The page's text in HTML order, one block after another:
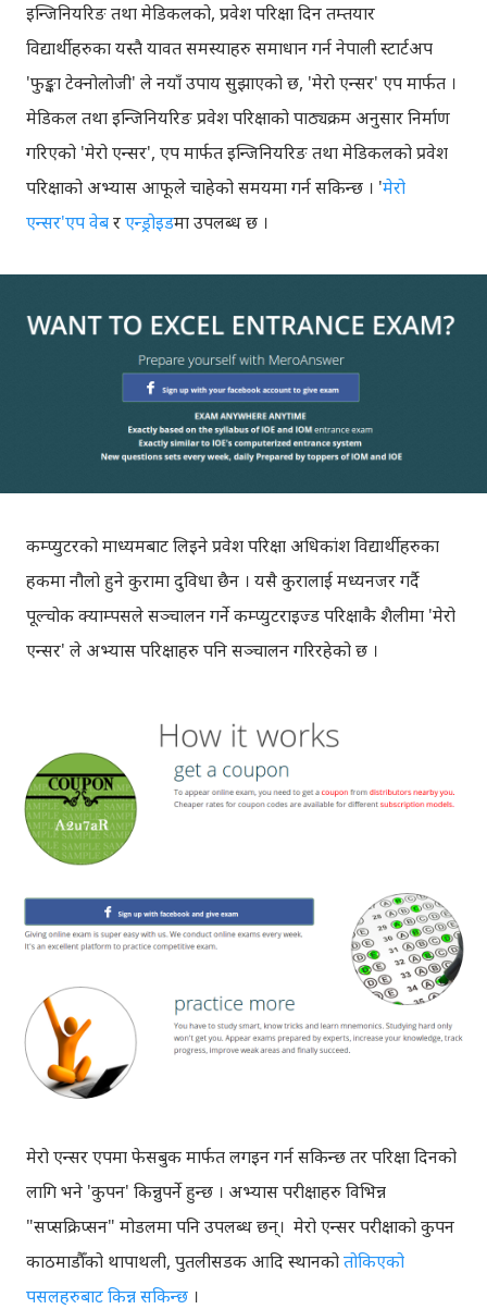
इन्जिनियरिङ तथा मेडिकलको, प्रवेश परिक्षा दिन तम्तयार
विद्यार्थीहरुका यस्तै यावत समस्याहरु समाधान गर्न नेपाली स्टार्टअप
'फुङ्का टेक्नोलोजी' ले नयाँ उपाय सुझाएको छ, 'मेरो एन्सर' एप मार्फत ।
मेडिकल तथा इन्जिनियरिङ प्रवेश परिक्षाको पाठ्यक्रम अनुसार निर्माण
गरिएको 'मेरो एन्सर', एप मार्फत इन्जिनियरिङ तथा मेडिकलको प्रवेश
परिक्षाको अभ्यास आफूले चाहेको समयमा गर्न सकिन्छ । 'मेरो
एन्सर'एप वेबरएन्ड्रोइडमा उपलब्ध छ ।
कम्प्युटरको माध्यमबाट लिइने प्रवेश परिक्षा अधिकांश विद्यार्थीहरुका
हकमा नौलो हुने कुरामा दुविधा छैन । यसै कुरालाई मध्यनजर गर्दै
पूल्चोक क्याम्पसले सञ्चालन गर्ने कम्प्युटराइज्ड परिक्षाकै शैलीमा 'मेरो
एन्सर' ले अभ्यास परिक्षाहरु पनि सञ्चालन गरिरहेको छ ।
मेरो एन्सर एपमा फेसबुक मार्फत लगइन गर्न सकिन्छ तर परिक्षा दिनको
लागि भने 'कुपन' किन्नुपर्ने हुन्छ । अभ्यास परीक्षाहरु विभिन्न
"सप्सक्रिप्सन" मोडलमा पनि उपलब्ध छन्। मेरो एन्सर परीक्षाको कुपन
काठमाडौँको थापाथली, पुतलीसडक आदि स्थानकोतोकिएको
पसलहरुबाट किन्न सकिन्छ ।